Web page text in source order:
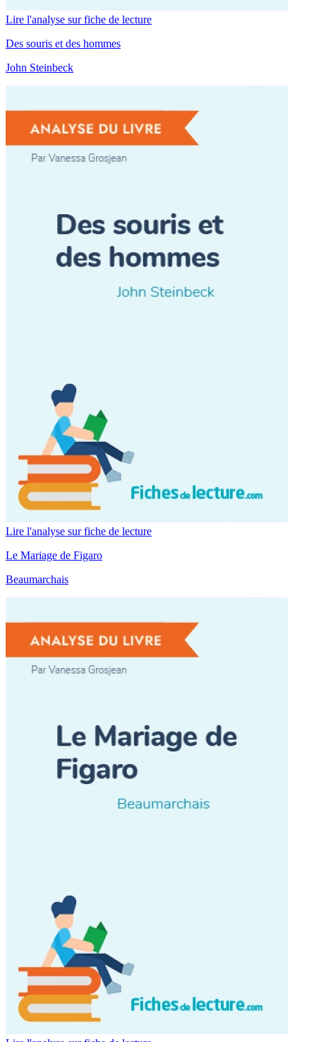
Lire l'analyse sur fiche de lecture
Des souris et des hommes
John Steinbeck
Lire l'analyse sur fiche de lecture
Le Mariage de Figaro
Beaumarchais